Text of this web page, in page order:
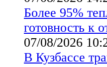
Более 95%
готовность к
07/08/2026
В Кузбассе